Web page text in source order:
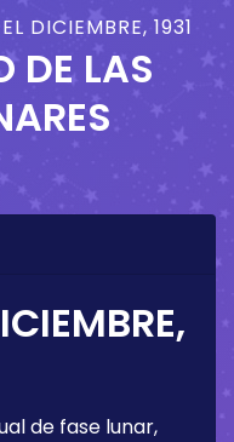
DICIEMBRE, 1931
DE LAS
de fase lunar,